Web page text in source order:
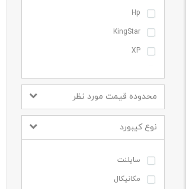
Hp
KingStar
XP
MIKUSO
Jeqang
محدوده قیمت مورد نظر
نوع کیبورد
سایلنت
مکانیکال